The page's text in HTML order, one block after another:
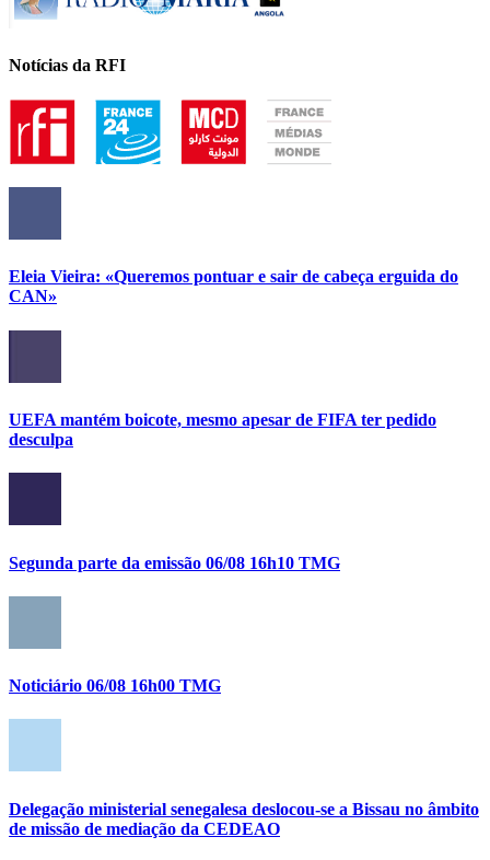
Notícias da RFI
Eleia Vieira: «Queremos pontuar e sair de cabeça erguida do
CAN»
UEFA mantém boicote, mesmo apesar de FIFA ter pedido
desculpa
Segunda parte da emissão 06/08 16h10 TMG
Noticiário 06/08 16h00 TMG
Delegação ministerial senegalesa deslocou-se a Bissau no âmbito
de missão de mediação da CEDEAO